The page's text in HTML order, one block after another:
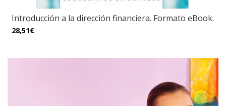
Introducción a la dirección financiera. Formato eBook.
28,51€